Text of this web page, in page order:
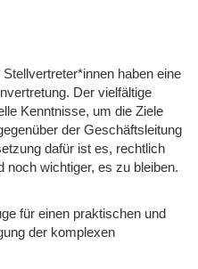
haben eine
Der vielfältige
Kenntnisse, um die Ziele
der Geschäftsleitung
dafür ist es, rechtlich
noch wichtiger, es zu bleiben.
für einen praktischen und
der komplexen